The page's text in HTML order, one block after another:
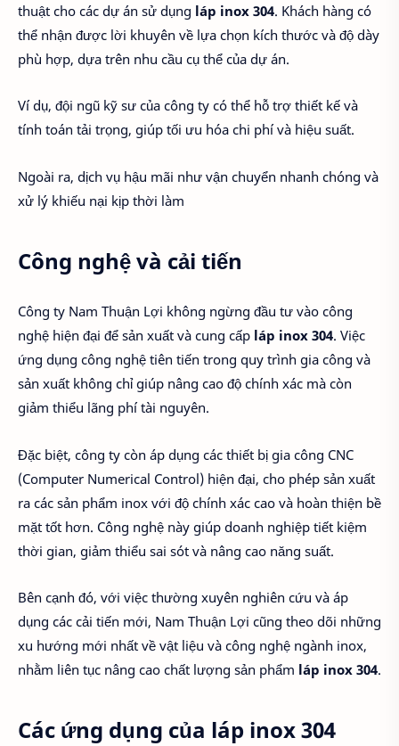
thuật cho các dự án sử dụng láp inox 304. Khách hàng có
thể nhận được lời khuyên về lựa chọn kích thước và độ dày
phù hợp, dựa trên nhu cầu cụ thể của dự án.
Ví dụ, đội ngũ kỹ sư của công ty có thể hỗ trợ thiết kế và
tính toán tải trọng, giúp tối ưu hóa chi phí và hiệu suất.
Ngoài ra, dịch vụ hậu mãi như vận chuyển nhanh chóng và
xử lý khiếu nại kịp thời làm
Công nghệ và cải tiến
Công ty Nam Thuận Lợi không ngừng đầu tư vào công
nghệ hiện đại để sản xuất và cung cấp láp inox 304. Việc
ứng dụng công nghệ tiên tiến trong quy trình gia công và
sản xuất không chỉ giúp nâng cao độ chính xác mà còn
giảm thiểu lãng phí tài nguyên.
Đặc biệt, công ty còn áp dụng các thiết bị gia công CNC
(Computer Numerical Control) hiện đại, cho phép sản xuất
ra các sản phẩm inox với độ chính xác cao và hoàn thiện bề
mặt tốt hơn. Công nghệ này giúp doanh nghiệp tiết kiệm
thời gian, giảm thiểu sai sót và nâng cao năng suất.
Bên cạnh đó, với việc thường xuyên nghiên cứu và áp
dụng các cải tiến mới, Nam Thuận Lợi cũng theo dõi những
xu hướng mới nhất về vật liệu và công nghệ ngành inox,
nhằm liên tục nâng cao chất lượng sản phẩm láp inox 304.
Các ứng dụng của láp inox 304